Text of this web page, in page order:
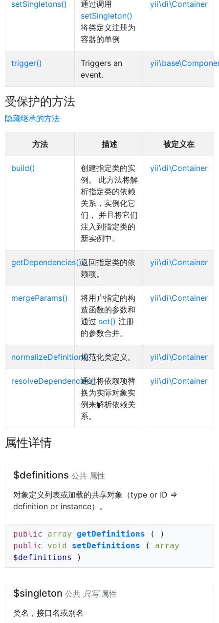
setSingletons()
通过调用
setSingleton()
将类定义注册为
容器的单例
yii\di\Container
trigger()
Triggers an
event.
受保护的方法
隐藏继承的方法
方法 描述 被定义在
build()
创建指定类的实
例。 此方法将解
析指定类的依赖
关系，实例化它
们， 并且将它们
注入到指定类的
新实例中。
yii\di\Container
getDependencies()返回指定类的依
赖项。
yii\di\Container
mergeParams()
将用户指定的构
造函数的参数和
通过 set() 注册
的参数合并。
yii\di\Container
normalizeDefinition()规范化类定义。 yii\di\Container
resolveDependencies()通过将依赖项替
换为实际对象实
例来解析依赖关
系。
yii\di\Container
属性详情
$definitions 公共 属性
对象定义列表或加载的共享对象（type or ID =>
definition or instance）。
public array getDefinitions ( )
public
void setDefinitions ( array
$definitions
)
$singleton 公共 只写属性
类名，接口名或别名